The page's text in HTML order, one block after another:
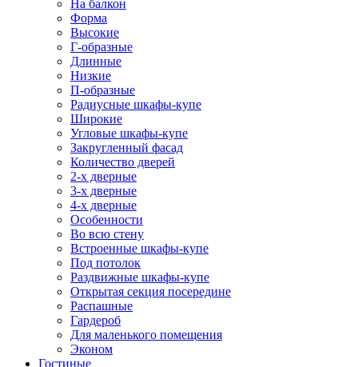
На балкон
Форма
Высокие
Г-образные
Длинные
Низкие
П-образные
Радиусные шкафы-купе
Широкие
Угловые шкафы-купе
Закругленный фасад
Количество дверей
2-х дверные
3-х дверные
4-х дверные
Особенности
Во всю стену
Встроенные шкафы-купе
Под потолок
Раздвижные шкафы-купе
Открытая секция посередине
Распашные
Гардероб
Для маленького помещения
Эконом
Гостиные